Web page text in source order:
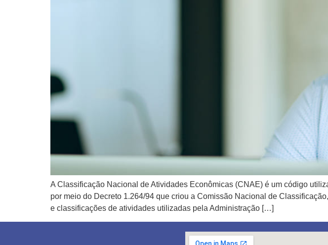
A Classificação Nacional de Atividades Econômicas (CNAE) é um código
por meio do Decreto 1.264/94 que criou a Comissão Nacional de
e classificações de atividades utilizadas pela Administração […]